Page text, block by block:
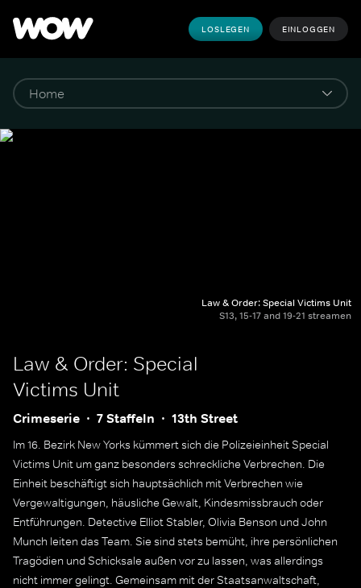
LOSLEGEN EINLOGGEN
Law & Order: Special Victims Unit
S13, 15-17 and 19-21 streamen
Law & Order: Special
Victims Unit
Crimeserie 7 Staffeln 13th Street
Im 16. Bezirk New Yorks kümmert sich die Polizeieinheit Special
Victims Unit um ganz besonders schreckliche Verbrechen. Die
Einheit beschäftigt sich hauptsächlich mit Verbrechen wie
Vergewaltigungen, häusliche Gewalt, Kindesmissbrauch oder
Entführungen. Detective Elliot Stabler, Olivia Benson und John
Munch leiten das Team. Sie sind stets bemüht, ihre persönlichen
Tragödien und Schicksale außen vor zu lassen, was allerdings
nicht immer gelingt. Gemeinsam mit der Staatsanwaltschaft,